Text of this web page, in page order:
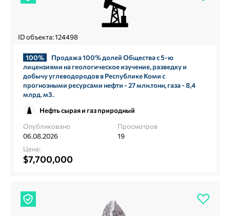
ID объекта: 124498
100%
Продажа 100% долей Общества с 5-ю
лицензиями на геологическое изучение, разведку и
добычу углеводородов в Республике Коми с
прогнозными ресурсами нефти - 27 млн.тонн, газа - 8,4
млрд. м3.
Нефть сырая и газ природный
Опубликовано
06.08.2026
Просмотров
19
Цена:
$7,700,000